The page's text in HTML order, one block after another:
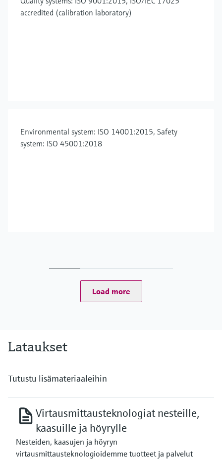
accredited (calibration laboratory)
Environmental system: ISO 14001:2015, Safety
system: ISO 45001:2018
Load more
Lataukset
Tutustu lisämateriaaleihin
Virtausmittausteknologiat nesteille,
kaasuille ja höyrylle
Nesteiden, kaasujen ja höyryn
virtausmittausteknologioidemme tuotteet ja palvelut